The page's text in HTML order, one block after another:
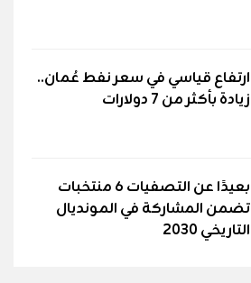
ارتفاع قياسي في سعر نفط عُمان..
زيادة بأكثر من 7 دولارات
بعيدًا عن التصفيات ٦ منتخبات
تضمن المشاركة في المونديال
التاريخي 2030